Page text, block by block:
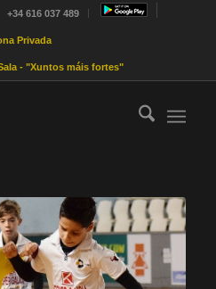
+34 616 037 489
Privada
- "Xuntos máis fortes"